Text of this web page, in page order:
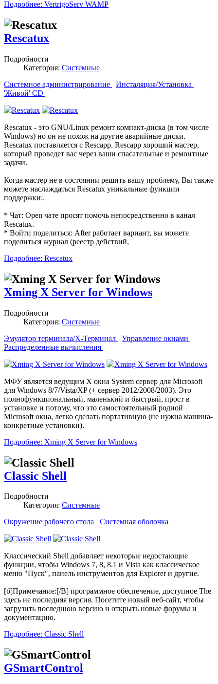
Подробнее: VertrigoServ WAMP
Rescatux
Подробности
Категория: Системные
Системное администрирование
Инсталяция/Установка
'Живой' CD
Rescatux - это GNU/Linux ремонт компакт-диска (в том числе
Windows) но он не похож на другие аварийные диски.
Rescatux поставляется с Rescapp. Rescapp хороший мастер,
который проведет вас через ваши спасательные и ремонтные
задачи.
Когда мастер не в состоянии решить вашу проблему, Вы также
можете наслаждаться Rescatux уникальные функции
поддержки:.
* Чат: Open чате просят помочь непосредственно в канал
Rescatux.
* Войти поделиться: After работает вариант, вы можете
поделиться журнал (реестр действий,
Подробнее: Rescatux
Xming X Server for Windows
Подробности
Категория: Системные
Эмулятор терминала/X-Терминал
Управление окнами
Распределенные вычисления
МФУ является ведущим X окна System сервер для Microsoft
для Windows 8/7/Vista/XP (+ сервер 2012/2008/2003). Это
полнофункциональный, маленький и быстрый, прост в
установке и потому, что это самостоятельный родной
Microsoft окна, легко сделать портативную (не нужна машина-
конкретные установки).
Подробнее: Xming X Server for Windows
Classic Shell
Подробности
Категория: Системные
Окружение рабочего стола
Системная оболочка
Классический Shell добавляет некоторые недостающие
функции, чтобы Windows 7, 8, 8.1 и Vista как классическое
меню "Пуск", панель инструментов для Explorer и другие.
[б]Примечание:[/B] программное обеспечение, доступное The
здесь не последняя версия. Посетите новый веб-сайт, чтобы
загрузить последнюю версию и открыть новые форумы и
документацию.
Подробнее: Classic Shell
GSmartControl